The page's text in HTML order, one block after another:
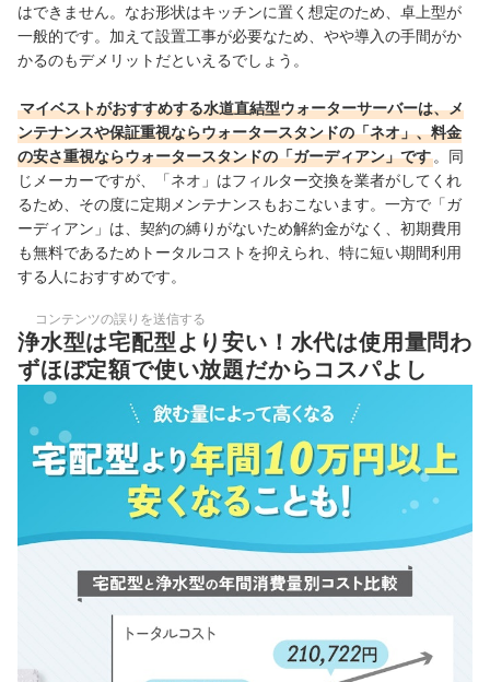
はできません。なお形状はキッチンに置く想定のため、卓上型が
一般的です。加えて設置工事が必要なため、やや導入の手間がか
かるのもデメリットだといえるでしょう。
マイベストがおすすめする水道直結型ウォーターサーバーは、メ
ンテナンスや保証重視ならウォータースタンドの「ネオ」、料金
の安さ重視ならウォータースタンドの「ガーディアン」です 。同
じメーカーですが、「ネオ」はフィルター交換を業者がしてくれ
るため、その度に定期メンテナンスもおこないます。一方で「ガ
ーディアン」は、契約の縛りがないため解約金がなく、初期費用
も無料であるためトータルコストを抑えられ、特に短い期間利用
する人におすすめです。
コンテンツの誤りを送信する
浄水型は宅配型より安い！水代は使用量問わ
ずほぼ定額で使い放題だからコスパよし